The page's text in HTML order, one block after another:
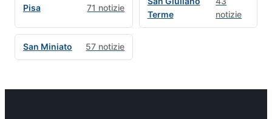
Pisa 71 notizie
Terme
notizie
San Miniato 57 notizie